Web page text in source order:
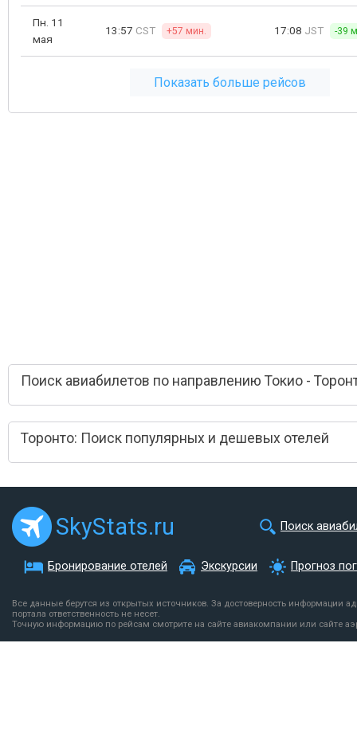
Пн. 11
мая
13:57 CST +57 мин. 17:08 JST -39
Показать больше рейсов
Поиск авиабилетов по направлению Токио -
Торонто: Поиск популярных и дешевых отелей
SkyStats.ru Поиск
Бронирование отелей Экскурсии Прогноз
Все данные берутся из открытых источников. За достоверность информации
портала ответственность не несет.
Точную информацию по рейсам смотрите на сайте авиакомпании или сайте